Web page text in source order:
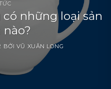
những loại sản
BỞI VŨ XUÂN LONG